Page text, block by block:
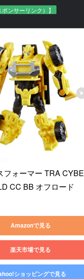
ンサーリンク）】
フォーマー TRA CYBE
CC BB オフロード
Amazonで見る
楽天市場で見る
ショッピングで見る